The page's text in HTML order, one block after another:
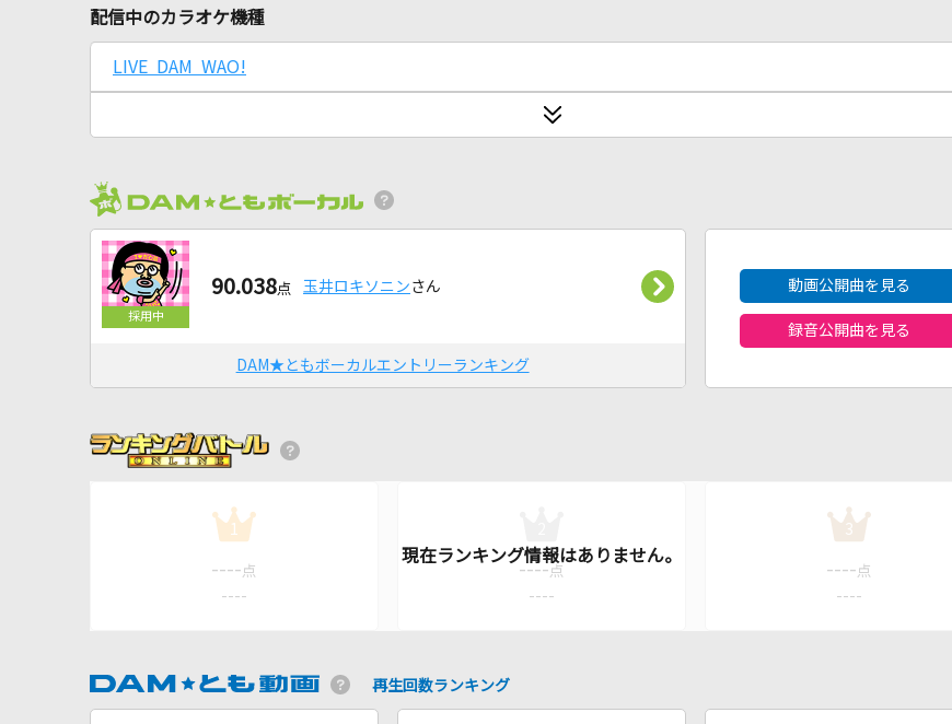
配信中のカラオケ機種
LIVE DAM WAO!
90.038点 玉井ロキソニン さん
DAM★ともボーカルエントリーランキング
動画公開曲を見る
録音公開曲を見る
1
---- 点
----
---- 点
----
3
---- 点
----
再生回数ランキング